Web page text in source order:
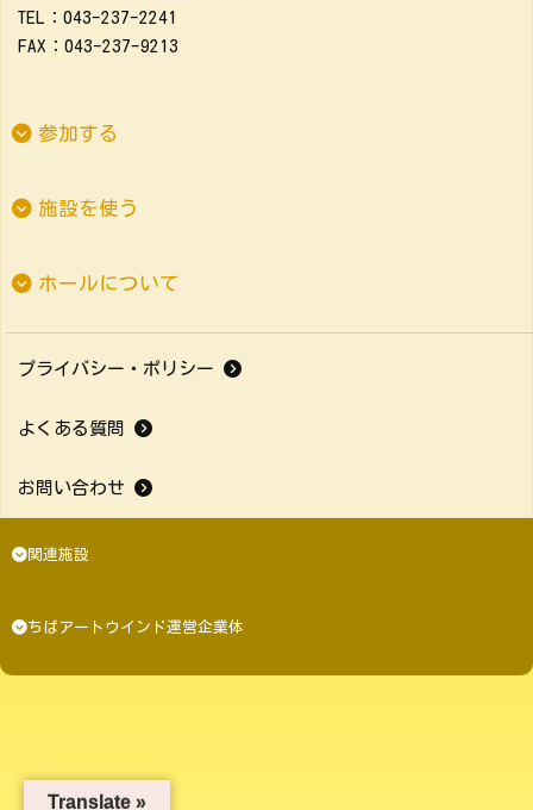
TEL：043-237-2241
FAX：043-237-9213
参加する
施設を使う
ホールについて
プライバシー・ポリシー
よくある質問
お問い合わせ
関連施設
ちばアートウインド運営企業体
Translate »